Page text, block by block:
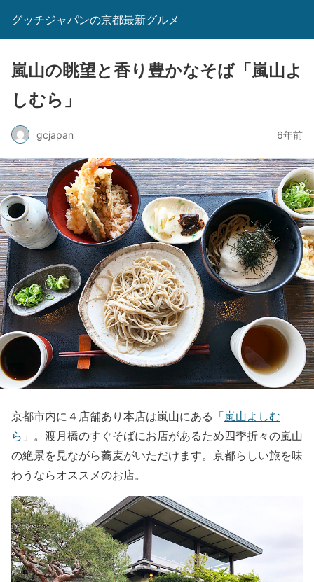
グッチジャパンの京都最新グルメ
嵐山の眺望と香り豊かなそば「嵐山よ
しむら」
gcjapan 6年前
京都市内に４店舗あり本店は嵐山にある「嵐山よしむ
ら 」。渡月橋のすぐそばにお店があるため四季折々の嵐山
の絶景を見ながら蕎麦がいただけます。京都らしい旅を味
わうならオススメのお店。